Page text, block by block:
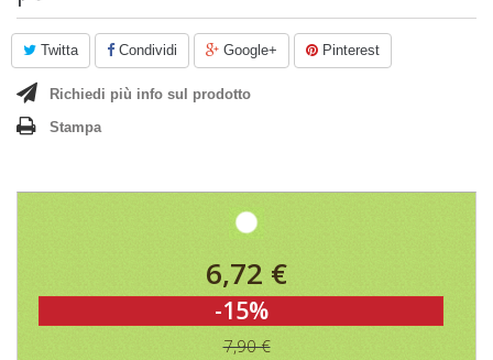
Twitta Condividi Google+ Pinterest
Richiedi più info sul prodotto
Stampa
6,72 €
-15%
7,90 €